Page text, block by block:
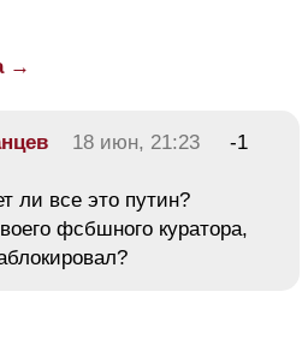
→
18 июн, 21:23 -1
ли все это путин?
фсбшного куратора,